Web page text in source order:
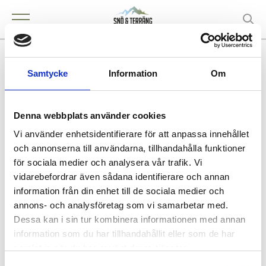
Samtycke Information Om
Denna webbplats använder cookies
Vi använder enhetsidentifierare för att anpassa innehållet
och annonserna till användarna, tillhandahålla funktioner
för sociala medier och analysera vår trafik. Vi
vidarebefordrar även sådana identifierare och annan
information från din enhet till de sociala medier och
annons- och analysföretag som vi samarbetar med.
Dessa kan i sin tur kombinera informationen med annan
information som du har tillhandahållit eller som de har
Traktor Nord AB, Nykvarn
Nykvarn
Köpa och äga terrängfordon
Köpa och äga terrängfordon
Fordonstyper snöskotrar
Fordonstyper fyrhjulingar